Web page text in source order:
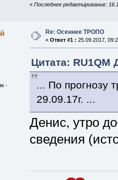
« Последнее редактирование:
-
Re: Осеннее ТРОПО
« Ответ #1 : 25.09.2017,
Цитата: RU1QM
... По прогнозу
29.09.17г. ...
Денис, утро
сведения